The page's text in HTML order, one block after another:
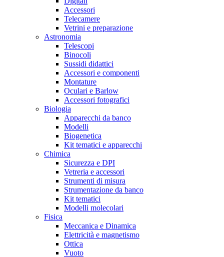
Accessori
Telecamere
Vetrini e preparazione
Astronomia
Telescopi
Binocoli
Sussidi didattici
Accessori e componenti
Montature
Oculari e Barlow
Accessori fotografici
Biologia
Apparecchi da banco
Modelli
Biogenetica
Kit tematici e apparecchi
Chimica
Sicurezza e DPI
Vetreria e accessori
Strumenti di misura
Strumentazione da banco
Kit tematici
Modelli molecolari
Fisica
Meccanica e Dinamica
Elettricità e magnetismo
Ottica
Vuoto